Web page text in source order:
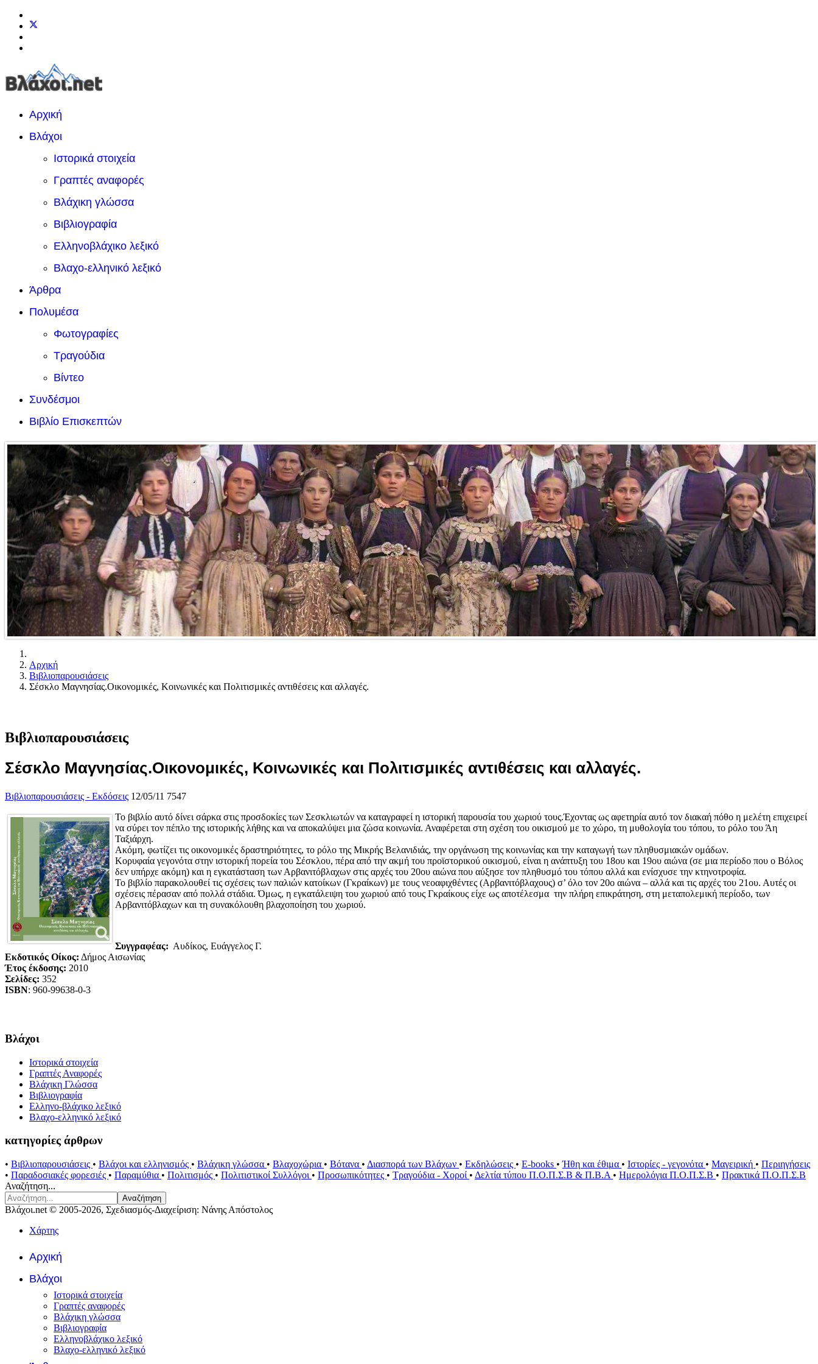
Αρχική
Βλάχοι
Ιστορικά στοιχεία
Γραπτές αναφορές
Βλάχικη γλώσσα
Βιβλιογραφία
Ελληνοβλάχικο λεξικό
Βλαχο-ελληνικό λεξικό
Άρθρα
Πολυμέσα
Φωτογραφίες
Τραγούδια
Βίντεο
Συνδέσμοι
Βιβλίο Επισκεπτών
Αρχική
Βιβλιοπαρουσιάσεις
Σέσκλο Μαγνησίας.Οικονομικές, Κοινωνικές και Πολιτισμικές αντιθέσεις και αλλαγές.
Βιβλιοπαρουσιάσεις
Σέσκλο Μαγνησίας.Οικονομικές, Κοινωνικές και Πολιτισμικές αντιθέσεις και αλλαγές.
Βιβλιοπαρουσιάσεις - Εκδόσεις 12/05/11 7547
Το βιβλίο αυτό δίνει σάρκα στις προσδοκίες των Σεσκλιωτών να καταγραφεί η ιστορική παρουσία του χωριού τους.Έχοντας ως αφετηρία αυτό τον διακαή πόθο η μελέτη επιχειρεί
να σύρει τον πέπλο της ιστορικής λήθης και να αποκαλύψει μια ζώσα κοινωνία. Αναφέρεται στη σχέση του οικισμού με το χώρο, τη μυθολογία του τόπου, το ρόλο του Άη
Ταξιάρχη.
Ακόμη, φωτίζει τις οικονομικές δραστηριότητες, το ρόλο της Μικρής Βελανιδιάς, την οργάνωση της κοινωνίας και την καταγωγή των πληθυσμιακών ομάδων.
Κορυφαία γεγονότα στην ιστορική πορεία του Σέσκλου, πέρα από την ακμή του προϊστορικού οικισμού, είναι η ανάπτυξη του 18ου και 19ου αιώνα (σε μια περίοδο που ο Βόλος
δεν υπήρχε ακόμη) και η εγκατάσταση των Αρβανιτόβλαχων στις αρχές του 20ου αιώνα που αύξησε τον πληθυσμό του τόπου αλλά και ενίσχυσε την κτηνοτροφία.
Το βιβλίο παρακολουθεί τις σχέσεις των παλιών κατοίκων (Γκραίκων) με τους νεοαφιχθέντες (Αρβανιτόβλαχους) σ’ όλο τον 20ο αιώνα – αλλά και τις αρχές του 21ου. Αυτές οι
σχέσεις πέρασαν από πολλά στάδια. Όμως, η εγκατάλειψη του χωριού από τους Γκραίκους είχε ως αποτέλεσμα την πλήρη επικράτηση, στη μεταπολεμική περίοδο, των
Αρβανιτόβλαχων και τη συνακόλουθη βλαχοποίηση του χωριού.
Συγγραφέας: Αυδίκος, Ευάγγελος Γ.
Εκδοτικός Οίκος: Δήμος Αισωνίας
Έτος έκδοσης: 2010
Σελίδες: 352
ISBN: 960-99638-0-3
Βλάχοι
Ιστορικά στοιχεία
Γραπτές Αναφορές
Βλάχικη Γλώσσα
Βιβλιογραφία
Ελληνο-βλάχικο λεξικό
Βλαχο-ελληνικό λεξικό
κατηγορίες άρθρων
• Βιβλιοπαρουσιάσεις • Βλάχοι και ελληνισμός • Βλάχικη γλώσσα • Βλαχοχώρια • Βότανα • Διασπορά των Βλάχων • Εκδηλώσεις • E-books •Ήθη και έθιμα • Ιστορίες - γεγονότα • Μαγειρική • Περιηγήσεις
• Παραδοσιακές φορεσιές • Παραμύθια • Πολιτισμός • Πολιτιστικοί Συλλόγοι • Προσωπικότητες • Τραγούδια - Χοροί • Δελτία τύπου Π.Ο.Π.Σ.Β & Π.Β.Α • Ημερολόγια Π.Ο.Π.Σ.Β • Πρακτικά Π.Ο.Π.Σ.Β
Αναζήτηση...
Αναζήτηση
Βλάχοι.net © 2005-2026, Σχεδιασμός-Διαχείριση: Νάνης Απόστολος
Χάρτης
Αρχική
Βλάχοι
Ιστορικά στοιχεία
Γραπτές αναφορές
Βλάχικη γλώσσα
Βιβλιογραφία
Ελληνοβλάχικο λεξικό
Βλαχο-ελληνικό λεξικό